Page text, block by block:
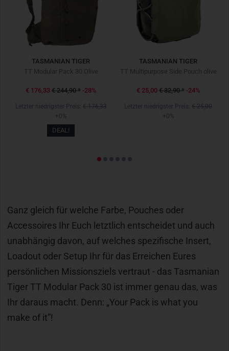
TASMANIAN TIGER
TT Modular Pack 30 Olive
€ 176,33 € 244,90* -28%
Letzter niedrigster Preis: € 176,33
+0%
DEAL!
TASMANIAN TIGER
TT Multipurpose Side Pouch olive
€ 25,00 € 32,90* -24%
Letzter niedrigster Preis: € 25,00
+0%
Ganz gleich für welche Farbe, Pouches oder
Accessoires Ihr Euch letztlich entscheidet und auch
unabhängig davon, auf welches spezifische Insert,
Loadout oder Setup Ihr für das Erreichen Eures
persönlichen Missionsziels vertraut - das Tasmanian
Tiger TT Modular Pack 30 ist immer genau das, was
Ihr daraus macht. Denn: „Your Pack is what you
make of it”!